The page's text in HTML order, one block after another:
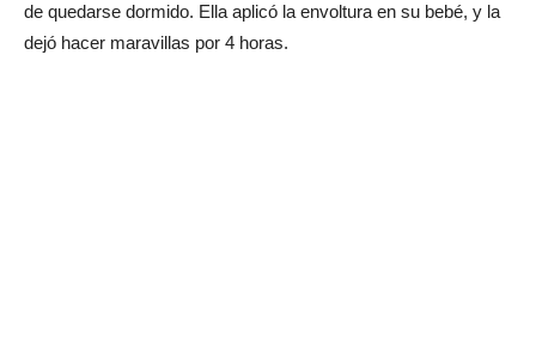
de quedarse dormido. Ella aplicó la envoltura en su bebé, y la
dejó hacer maravillas por 4 horas.